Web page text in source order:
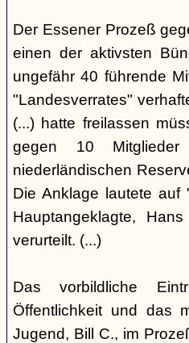
Der Essener Prozeß
einen der aktivsten
ungefähr 40 führende
"Landesverrates"
(...) hatte freilassen
gegen 10
niederländischen
Die Anklage lautete auf
Hauptangeklagte,
verurteilt. (...)
Das vorbildliche
Öffentlichkeit und das
Jugend, Bill C., im